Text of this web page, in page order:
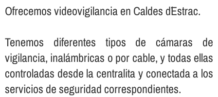
Ofrecemos videovigilancia en Caldes d´Estrac.
Tenemos diferentes tipos de cámaras de
vigilancia, inalámbricas o por cable, y todas ellas
controladas desde la centralita y conectada a los
servicios de seguridad correspondientes.